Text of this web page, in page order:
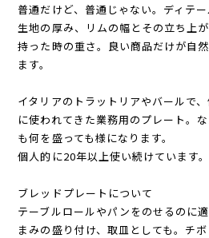
普通だけど、普通じゃない。ディテー
生地の厚み、リムの幅とその立ち上
持った時の重さ。良い商品だけが自
ます。
イタリアのトラットリアやバールで
に使われてきた業務用のプレート。
も何を盛っても様になります。
個人的に20年以上使い続けています。
ブレッドプレートについて
テーブルロールやパンをのせるのに
まみの盛り付け、取皿としても。チ